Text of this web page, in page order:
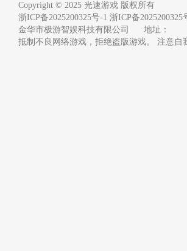
Copyright © 2025 光速游戏 版权所有
浙ICP备2025200325号-1 浙ICP备
金华市极游智娱科技有限公司      地址：
抵制不良网络游戏，拒绝盗版游戏。 注意